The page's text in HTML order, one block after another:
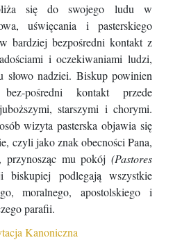
się do swojego ludu w
uświęcania i pasterskiego
bardziej bezpośredni kontakt z
i oczekiwaniami ludzi,
słowo nadziei. Biskup powinien
pośredni kontakt przede
starszymi i chorymi.
wizyta pasterska objawia się
czyli jako znak obecności Pana,
mu pokój (Pastores
biskupiej podlegają wszystkie
moralnego, apostolskiego i
parafii.
Kanoniczna